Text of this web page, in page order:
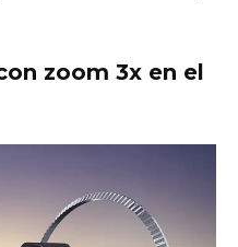
zoom 3x en el